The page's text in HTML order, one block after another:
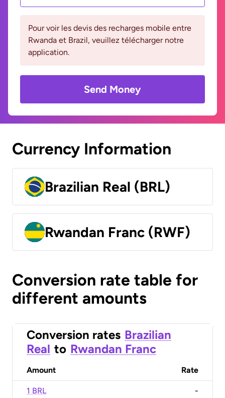
Pour voir les devis des recharges mobile entre
Rwanda et Brazil, veuillez télécharger notre
application.
Send Money
Currency Information
Brazilian Real (BRL)
Rwandan Franc (RWF)
Conversion rate table for
different amounts
Conversion rates Brazilian
Real to Rwandan Franc
Amount Rate
1 BRL -